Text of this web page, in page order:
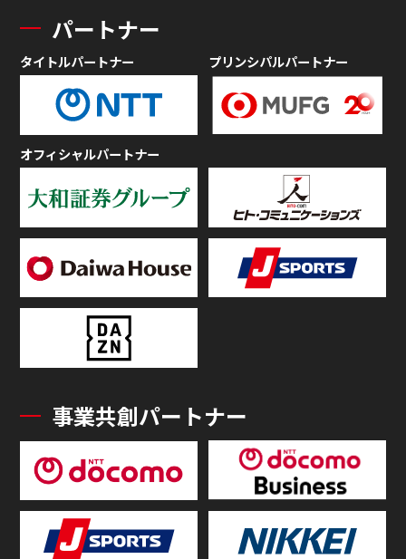
パートナー
タイトルパートナー プリンシパルパートナー
オフィシャルパートナー
事業共創パートナー